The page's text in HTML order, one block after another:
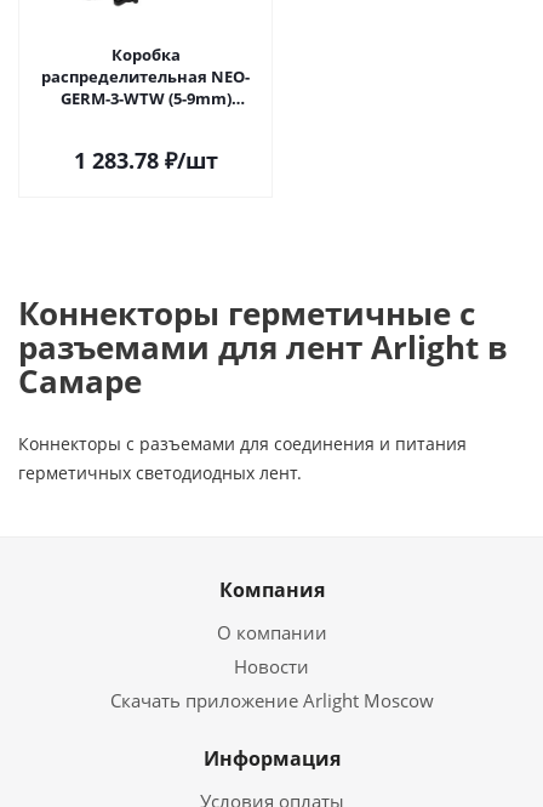
Коробка
распределительная NEO-
GERM-3-WTW (5-9mm)
1 283.78₽/шт
Коннекторы герметичные с
разъемами для лент Arlight в
Самаре
Коннекторы с разъемами для соединения и питания
герметичных светодиодных лент.
Компания
О компании
Новости
Скачать приложение Arlight Moscow
Информация
Условия оплаты